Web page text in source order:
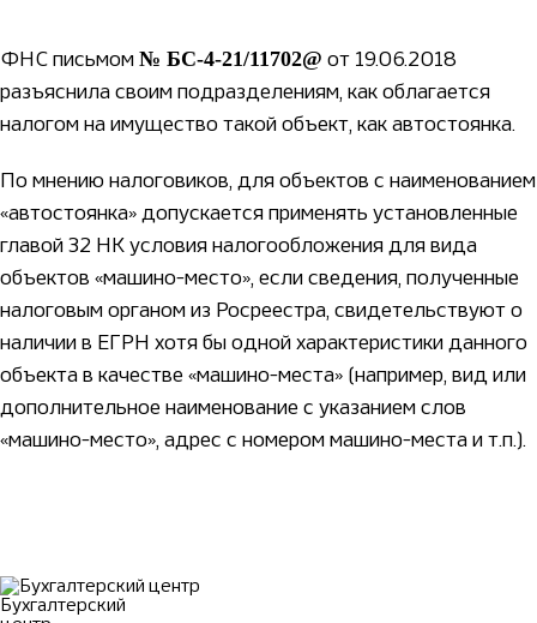
ФНС письмом № БС-4-21/11702@ от 19.06.2018
разъяснила своим подразделениям, как облагается
налогом на имущество такой объект, как автостоянка.
По мнению налоговиков, для объектов с наименованием
«автостоянка» допускается применять установленные
главой 32 НК условия налогообложения для вида
объектов «машино-место», если сведения, полученные
налоговым органом из Росреестра, свидетельствуют о
наличии в ЕГРН хотя бы одной характеристики данного
объекта в качестве «машино-места» (например, вид или
дополнительное наименование с указанием слов
«машино-место», адрес с номером машино-места и т.п.).
Бухгалтерский